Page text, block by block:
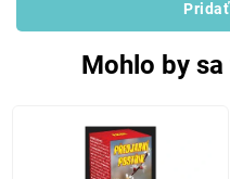
Mohlo by